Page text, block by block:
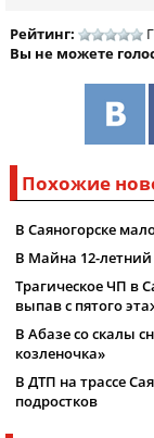
Рейтинг:
Вы не можете
Похожие
В Саяногорске
В Майна 12-летний
Трагическое ЧП в
выпав с пятого
В Абазе со скалы
козленочка»
В ДТП на трассе
подростков